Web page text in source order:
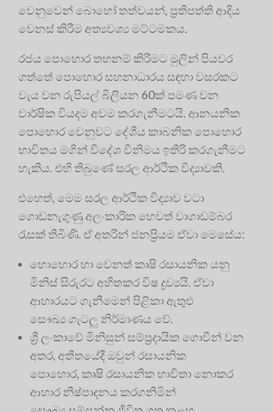
වෙනුවෙන් බොහෝ තත්වයන්, ප්‍රතිපත්ති ආදිය
වෙනස් කිරීම අත්‍යවශ්‍ය මට්ටමකය.
රජය පොහොර තහනම් කිරීමට මුලින් පියවර
ගත්තේ පොහොර සහනාධාරය සඳහා වසරකට
වැය වන රුපියල් බිලියන 60ක් පමණ වන
වාර්ෂික වියදම අවම කරගැනීමටයි. ආනයනික
පොහොර වෙනුවට දේශීය කාබනික පොහොර
භාවිතය මගින් විදේශ විනිමය ඉතිරි කරගැනීමට
හැකිය. එහි තිබුණේ සරල ආර්ථික විද්‍යාවකි.
එහෙත්, මෙම සරල ආර්ථික විද්‍යාව වටා
ගොඩනැගුණු අලංකාරික හෙවත් වාගාඩම්බර
රැසක් තිබිණි. ඒ අතරින් ජනප්‍රියම ඒවා මෙසේය:
හොහොර හා වෙනත් කෘෂි රසායනික යනු
මිනිස් සිරුරට අහිතකර විෂ ද්‍රව්‍යයි. ඒවා
ආහාරයට ගැනීමෙන් පිළිකා ඇතුළු
සෞඛ්‍ය ගැටලු නිර්මාණය වේ.
ශ්‍රී ලංකාවේ මිනිසුන් සම්ප්‍රදායික ගොවීන් වන
අතර, අතීතයේදී ඔවුන් රසායනික
පොහොර, කෘෂි රසායනික භාවිතා නොකර
ආහාර නිෂ්පාදනය කරගනිමින්